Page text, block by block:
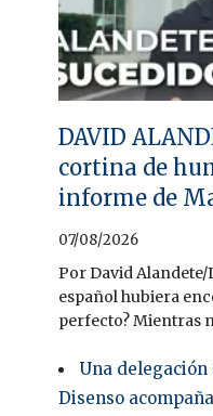
DAVID
cortina de
informe de
07/08/2026
Por David Alandete/
español hubiera
perfecto? Mientras
Una delegación
Disenso